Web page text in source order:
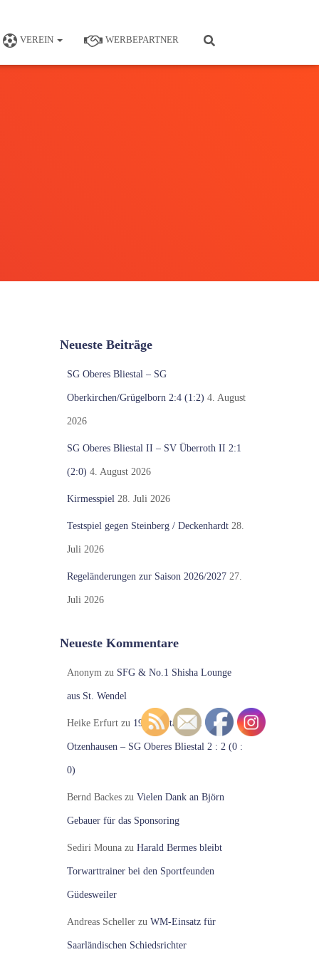
VEREIN WERBEPARTNER
Neueste Beiträge
SG Oberes Bliestal – SG
Oberkirchen/Grügelborn 2:4 (1:2) 4. August
2026
SG Oberes Bliestal II – SV Überroth II 2:1
(2:0) 4. August 2026
Kirmesspiel 28. Juli 2026
Testspiel gegen Steinberg / Deckenhardt 28.
Juli 2026
Regeländerungen zur Saison 2026/2027 27.
Juli 2026
Neueste Kommentare
Anonymzu SFG & No.1 Shisha Lounge
aus St. Wendel
Heike Erfurtzu 19. Spieltag VfR
Otzenhausen – SG Oberes Bliestal 2 : 2 (0 :
0)
Bernd Backeszu Vielen Dank an Björn
Gebauer für das Sponsoring
Sediri Mounazu Harald Bermes bleibt
Torwarttrainer bei den Sportfeunden
Güdesweiler
Andreas Schellerzu WM-Einsatz für
Saarländischen Schiedsrichter